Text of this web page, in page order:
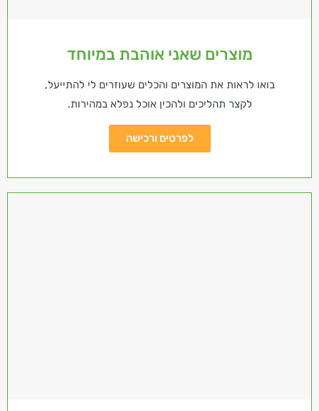
מוצרים שאני אוהבת במיוחד
בואו לראות את המוצרים והכלים שעוזרים לי להתייעל,
לקצר תהליכים ולהכין אוכל נפלא במהירות.
לפרטים ורכישה